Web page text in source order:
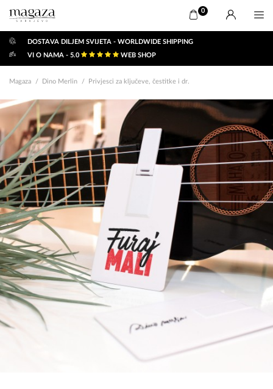
0
DOSTAVA DILJEM SVIJETA - WORLDWIDE SHIPPING
VI O NAMA - 5.0
WEB SHOP
Magaza Dino Merlin Privjesci za ključeve, čestitke i dr.